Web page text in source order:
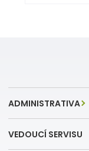
ADMINISTRATIVA
VEDOUCÍ SERVISU